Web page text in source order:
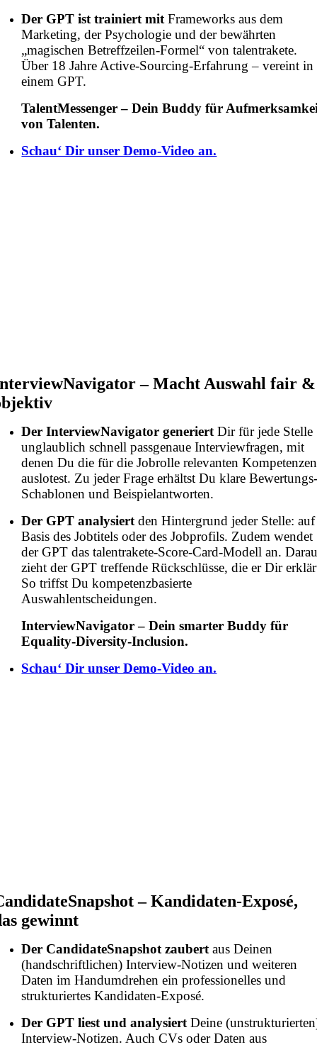
Der GPT ist trainiert mit Frameworks aus dem
Marketing, der Psychologie und der bewährten
„magischen Betreffzeilen-Formel“ von talentrakete.
Über 18 Jahre Active-Sourcing-Erfahrung – vereint in
einem GPT.
TalentMessenger – Dein Buddy für
von Talenten.
Schau‘ Dir unser Demo-Video an.
– Macht Auswahl fair &
Der InterviewNavigator generiert Dir für jede Stelle
unglaublich schnell passgenaue Interviewfragen, mit
denen Du die für die Jobrolle relevanten Kompetenzen
auslotest. Zu jeder Frage erhältst Du klare
Schablonen und Beispielantworten.
Der GPT analysiert den Hintergrund jeder Stelle: auf
Basis des Jobtitels oder des Jobprofils. Zudem wendet
der GPT das talentrakete-Score-Card-Modell an.
zieht der GPT treffende Rückschlüsse, die er Dir
So triffst Du kompetenzbasierte
Auswahlentscheidungen.
InterviewNavigator – Dein smarter Buddy für
Equality-Diversity-Inclusion.
Schau‘ Dir unser Demo-Video an.
– Kandidaten-Exposé,
gewinnt
Der CandidateSnapshot zaubert aus Deinen
(handschriftlichen) Interview-Notizen und weiteren
Daten im Handumdrehen ein professionelles und
strukturiertes Kandidaten-Exposé.
Der GPT liest und analysiertDeine
Interview-Notizen. AuchCVs oder Daten aus